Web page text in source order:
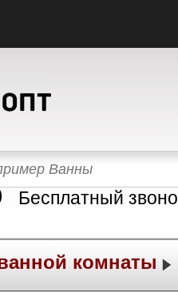
Бесплатный
комнаты